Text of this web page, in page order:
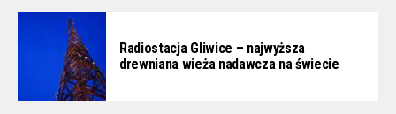
Radiostacja Gliwice – najwyższa
drewniana wieża nadawcza na świecie